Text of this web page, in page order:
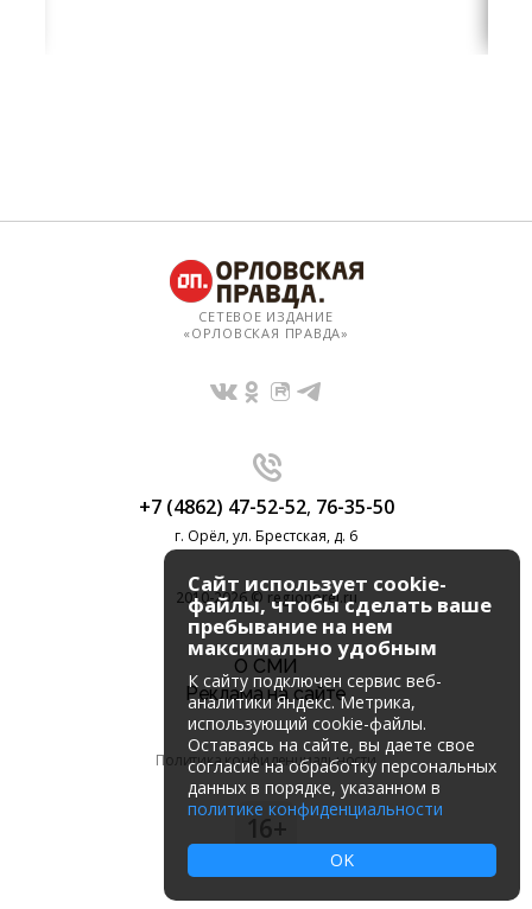
СЕТЕВОЕ ИЗДАНИЕ
«ОРЛОВСКАЯ ПРАВДА»
+7 (4862) 47-52-52, 76-35-50
г. Орёл, ул. Брестская, д. 6
2010-2026 © regionorel.ru
О СМИ
Реклама на сайте
Политика конфиденциальности
16+
Сайт использует cookie-
файлы, чтобы сделать ваше
пребывание на нем
максимально удобным
К cайту подключен сервис веб-
аналитики Яндекс. Метрика,
использующий cookie-файлы.
Оставаясь на сайте, вы даете свое
согласие на обработку персональных
данных в порядке, указанном в
политике конфиденциальности
OK